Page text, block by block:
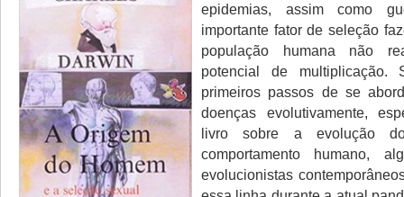
epidemias, assim como
importante fator de seleção
população humana não
potencial de multiplicação.
primeiros passos de se
doenças evolutivamente,
livro sobre a evolução
comportamento humano,
evolucionistas